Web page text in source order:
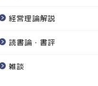
経営理論解説
読書論・書評
雑談